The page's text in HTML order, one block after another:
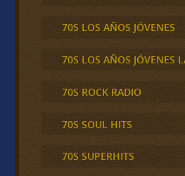
70S LOS AÑOS JÓVENES
70S LOS AÑOS JÓVENES
70S ROCK RADIO
70S SOUL HITS
70S SUPERHITS